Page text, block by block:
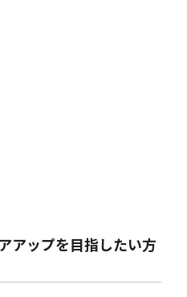
アップを目指したい方